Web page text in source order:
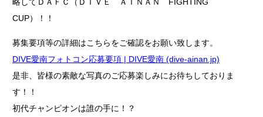
CUP）！！
募集要項等の詳細はこちらをご確認をお願い致します。
DIVE愛南フォトコン応募要項 | DIVE愛南 (dive-ainan.jp)
是非、皆様の素敵な写真のご応募楽しみにお待ちしておりま
す！！
初代チャンピオンは誰の手に！？